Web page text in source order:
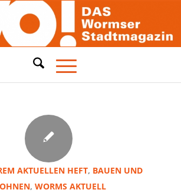
AKTUELLEN HEFT, BAUEN UND
,WORMS AKTUELL